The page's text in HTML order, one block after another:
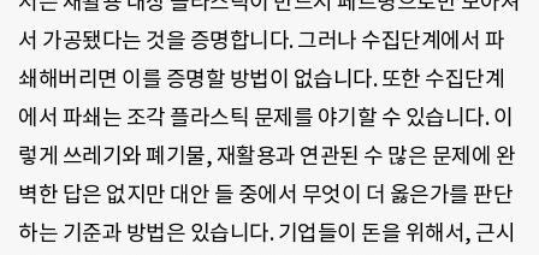
서 가공됐다는 것을 증명합니다. 그러나 수집단계에서 파
쇄해버리면 이를 증명할 방법이 없습니다. 또한 수집단계
에서 파쇄는 조각 플라스틱 문제를 야기할 수 있습니다. 이
렇게 쓰레기와 폐기물, 재활용과 연관된 수 많은 문제에 완
벽한 답은 없지만 대안 들 중에서 무엇이 더 옳은가를 판단
하는 기준과 방법은 있습니다. 기업들이 돈을 위해서, 근시